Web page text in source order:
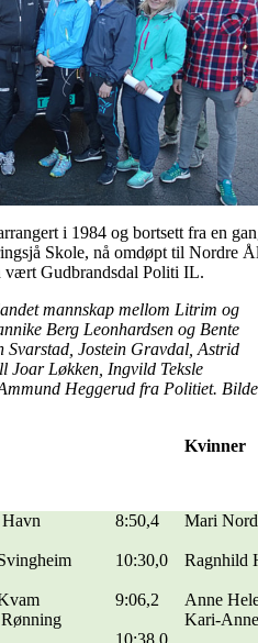
i 1984 og bortsett fra en
Skole, nå omdøpt til Nordre
vært Gudbrandsdal Politi IL.
mannskap mellom Litrim og
Berg Leonhardsen og Bente
Jostein Gravdal, Astrid
Joar Løkken, Ingvild Teksle
Heggerud fra Politiet.
Kvinner
Havn 8:50,4
10:30,0
Mari
Ragnhild
9:06,2
10:38,0
Anne
Kari-